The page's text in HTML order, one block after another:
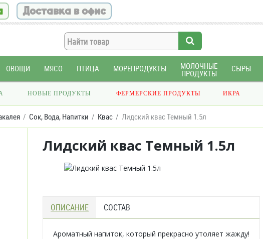
Доставка в офис
ОВОЩИ МЯСО ПТИЦА МОРЕПРОДУКТЫ МОЛОЧНЫЕ
ПРОДУКТЫ
СЫРЫ
НОВЫЕ ПРОДУКТЫ ФЕРМЕРСКИЕ ПРОДУКТЫ ИКРА
Сок, Вода, Напитки Квас Лидский квас Темный 1.5л
Лидский квас Темный 1.5л
ОПИСАНИЕ СОСТАВ
Ароматный напиток, который прекрасно утоляет жажду!